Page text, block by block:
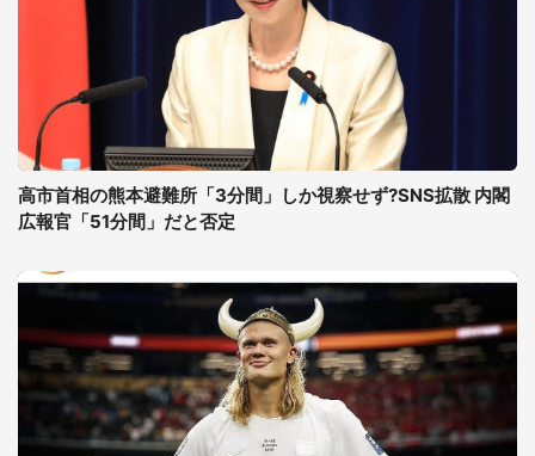
高市首相の熊本避難所「3分間」しか視察せず?SNS拡散 内閣
広報官「51分間」だと否定